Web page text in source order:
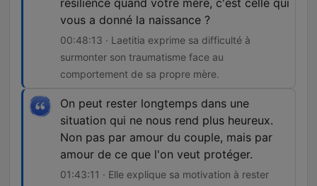
résilience quand votre mère, c'est celle qui
vous a donné la naissance ?
00:48:13 · Laetitia exprime sa difficulté à
surmonter son traumatisme face au
comportement de sa propre mère.
On peut rester longtemps dans une
situation qui ne nous rend plus heureux.
Non pas par amour du couple, mais par
amour de ce que l'on veut protéger.
01:43:11 · Elle explique sa motivation à rester